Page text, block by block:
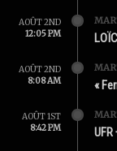
AOÛT 2ND
12:05 PM
AOÛT 2ND
8:08 AM
«
AOÛT 1ST
8:42 PM
UFR